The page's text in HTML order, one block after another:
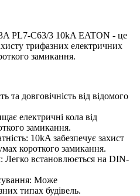
PL7-C63/3 10kA EATON - це
трифазних електричних
замикання.
та довговічність від відомого
електричні кола від
замикання.
10kA забезпечує захист
короткого замикання.
Легко встановлюється на DIN-
Може
типах будівель.